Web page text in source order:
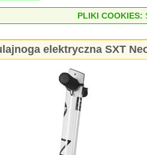
PLIKI COOKIES:
elektryczna SXT